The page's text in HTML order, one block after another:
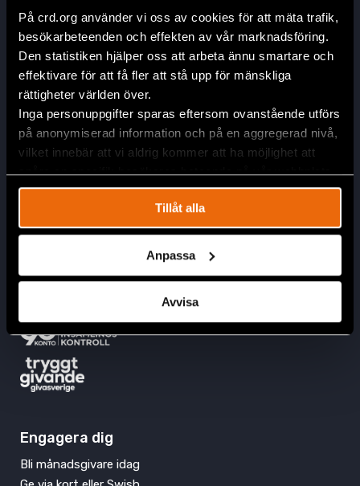
På crd.org använder vi oss av cookies för att mäta trafik,
besökarbeteenden och effekten av vår marknadsföring.
Den statistiken hjälper oss att arbeta ännu smartare och
effektivare för att få fler att stå upp för mänskliga
rättigheter världen över.
Inga personuppgifter sparas eftersom ovanstående utförs
på anonymiserad information och på en aggregerad nivå,
vilket innebär att vi aldrig kommer att ha möjlighet att
spåra en specifik besökares beteende på vår webbplats.
Tillåt alla
Anpassa
Avvisa
Huvudkontor
Civil Rights Defenders
SE-116 64 Stockholm, Sverige
info@crd.org
Swish: 900 12 98
Engagera dig
Bli månadsgivare idag